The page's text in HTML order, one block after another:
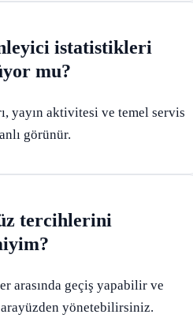
istatistikleri
mu?
yayın aktivitesi ve temel servis
görünür.
tercihlerini
arasında geçiş yapabilir ve
yönetebilirsiniz.